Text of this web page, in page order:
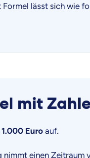
lässt sich wie
mit
1.000 Euro auf.
einen Zeitraum